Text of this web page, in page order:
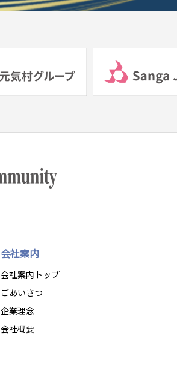
会社案内
会社案内トップ
ごあいさつ
企業理念
会社概要